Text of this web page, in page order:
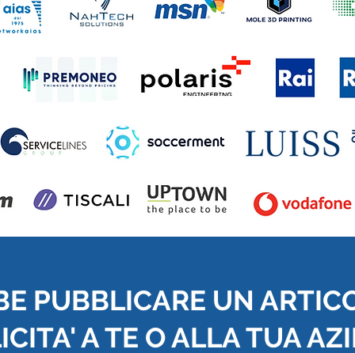
PUBBLICARE UN
A TE O ALLA TUA